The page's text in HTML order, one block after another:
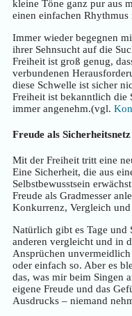
kleine Töne ganz pur aus
einen einfachen
Immer wieder begegnen
ihrer Sehnsucht auf die
Freiheit ist groß genug,
verbundenen
diese Schwelle ist sicher
Freiheit ist bekanntlich die
immer angenehm.(vgl.
Freude als Sicherheitsnetz
Mit der Freiheit tritt eine
Eine Sicherheit, die aus
Selbstbewusstsein
Freude als Gradmesser
Konkurrenz, Vergleich
Natürlich gibt es Tage und
anderen vergleicht und in
Ansprüchen
oder einfach so. Aber es
das, was mir beim Singen
eigene Freude und das
Ausdrucks – niemand